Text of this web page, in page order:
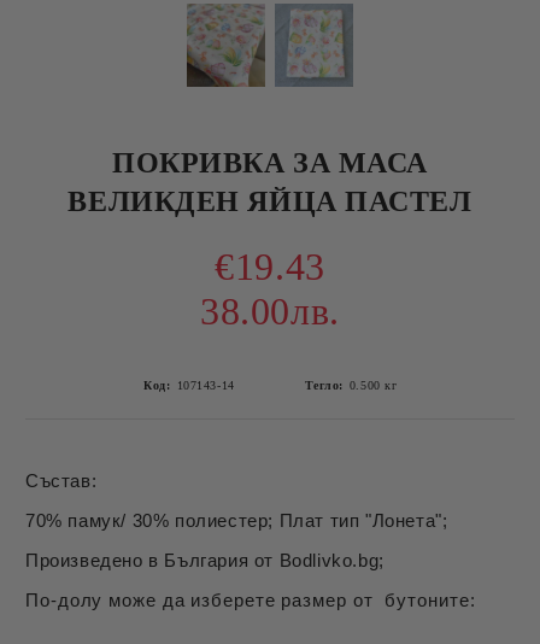
ПОКРИВКА ЗА МАСА
ВЕЛИКДЕН ЯЙЦА ПАСТЕЛ
€19.43
38.00лв.
Код: 107143-14 Тегло: 0.500 кг
Състав:
70% памук/ 30% полиестер; Плат тип "Лонета";
Произведено в България от Bodlivko.bg;
По-долу може да изберете размер от бутоните: